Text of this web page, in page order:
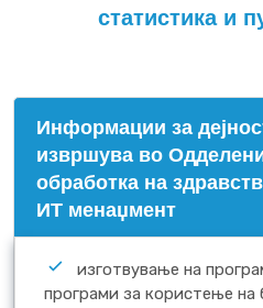
статистика и
Информации за
извршува во
обработка на
ИТ менаџмент
изготвување на
програми за користење на